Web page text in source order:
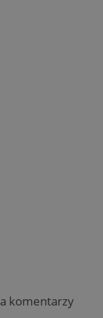
komentarzy